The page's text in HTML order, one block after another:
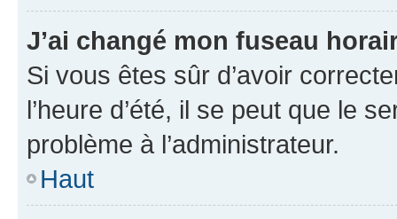
J’ai changé mon fuseau
Si vous êtes sûr d’avoir
l’heure d’été, il se peut que le
problème à l’administrateur.
Haut